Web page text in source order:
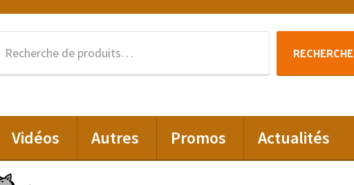
RECHERCHE
Vidéos Autres Promos Actualités